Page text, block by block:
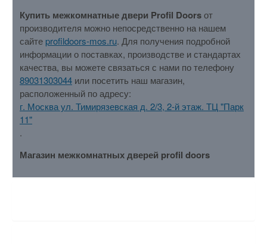
Купить межкомнатные двери Profil Doorsот
производителя можно непосредственно на нашем
сайте profildoors-mos.ru. Для получения подробной
информации о поставках, производстве и стандартах
качества, вы можете связаться с нами по телефону
89031303044 или посетить наш магазин,
расположенный по адресу:
г. Москва ул. Тимирязевская д. 2/3, 2-й этаж. ТЦ "Парк
11"
.
Магазин межкомнатных дверей profil doors